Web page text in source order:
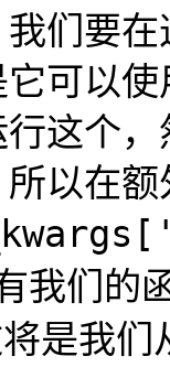
们要
可以
这个
以在
我们的
是我们